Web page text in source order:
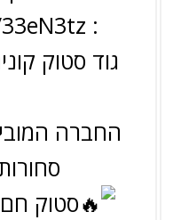
:
גוד סטוק
החברה
סטוק חם